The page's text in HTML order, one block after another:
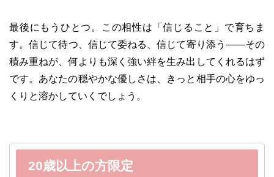
最後にもうひとつ。この相性は「信じること」で育ちま
す。信じて待つ、信じて委ねる、信じて寄り添う――その
積み重ねが、何よりも深く強い絆を生み出してくれるはず
です。あなたの穏やかな優しさは、きっと相手の心をゆっ
くりと溶かしていくでしょう。
20歳以上の方限定